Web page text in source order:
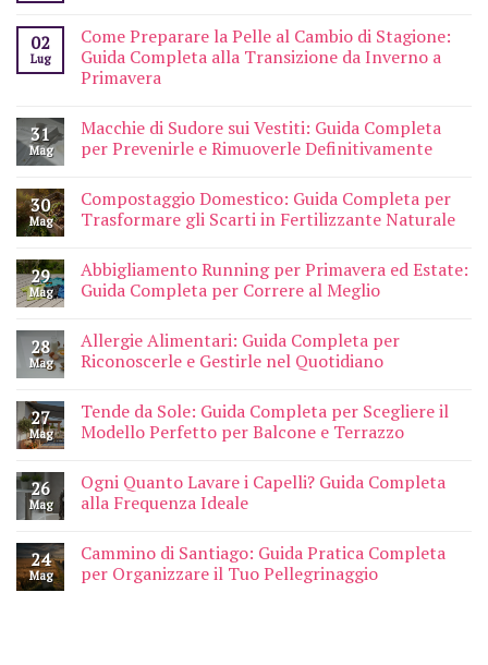
02
Lug
Come Preparare la Pelle al Cambio di Stagione:
Guida Completa alla Transizione da Inverno a
Primavera
31
Mag
Macchie di Sudore sui Vestiti: Guida Completa
per Prevenirle e Rimuoverle Definitivamente
30
Mag
Compostaggio Domestico: Guida Completa per
Trasformare gli Scarti in Fertilizzante Naturale
29
Mag
Abbigliamento Running per Primavera ed Estate:
Guida Completa per Correre al Meglio
28
Mag
Allergie Alimentari: Guida Completa per
Riconoscerle e Gestirle nel Quotidiano
27
Mag
Tende da Sole: Guida Completa per Scegliere il
Modello Perfetto per Balcone e Terrazzo
26
Mag
Ogni Quanto Lavare i Capelli? Guida Completa
alla Frequenza Ideale
24
Mag
Cammino di Santiago: Guida Pratica Completa
per Organizzare il Tuo Pellegrinaggio